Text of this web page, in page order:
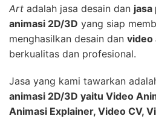
Art adalah jasa desain dan jasa
animasi 2D/3D yang siap
menghasilkan desain dan video
berkualitas dan profesional.
Jasa yang kami tawarkan
animasi 2D/3D yaitu Video
Animasi Explainer, Video CV,